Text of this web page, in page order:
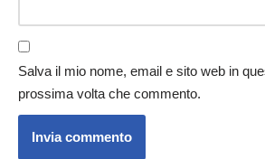
Salva il mio nome, email e sito web in
prossima volta che commento.